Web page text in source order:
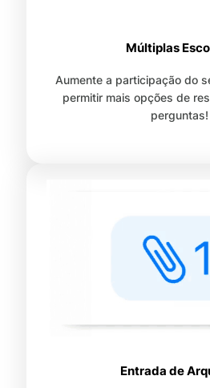
Múltiplas
Aumente a participação do
permitir mais opções de
perguntas!
Entrada de